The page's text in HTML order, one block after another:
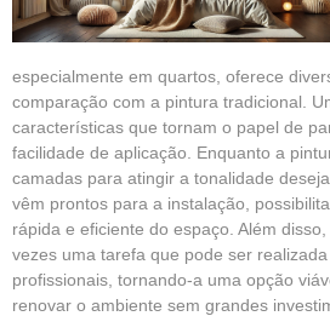
especialmente em quartos, oferece
comparação com a pintura tradicional.
características que tornam o papel de
facilidade de aplicação. Enquanto a
camadas para atingir a tonalidade
vêm prontos para a instalação,
rápida e eficiente do espaço. Além
vezes uma tarefa que pode ser
profissionais, tornando-a uma opção
renovar o ambiente sem grandes